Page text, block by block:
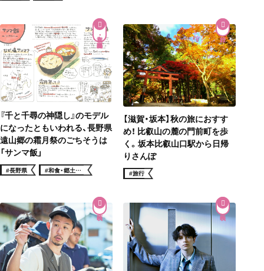
和食・郷土料理
『千と千尋の神隠し』のモデル
になったともいわれる、長野県
遠山郷の霜月祭のごちそうは
「サンマ飯」
#長野県 #和食・郷土料
理
【滋賀・坂本】秋の旅におすす
め！ 比叡山の麓の門前町を歩
く。坂本比叡山口駅から日帰
りさんぽ
#旅行